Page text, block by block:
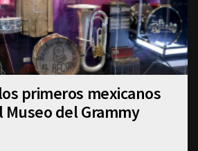
primeros mexicanos
Museo del Grammy